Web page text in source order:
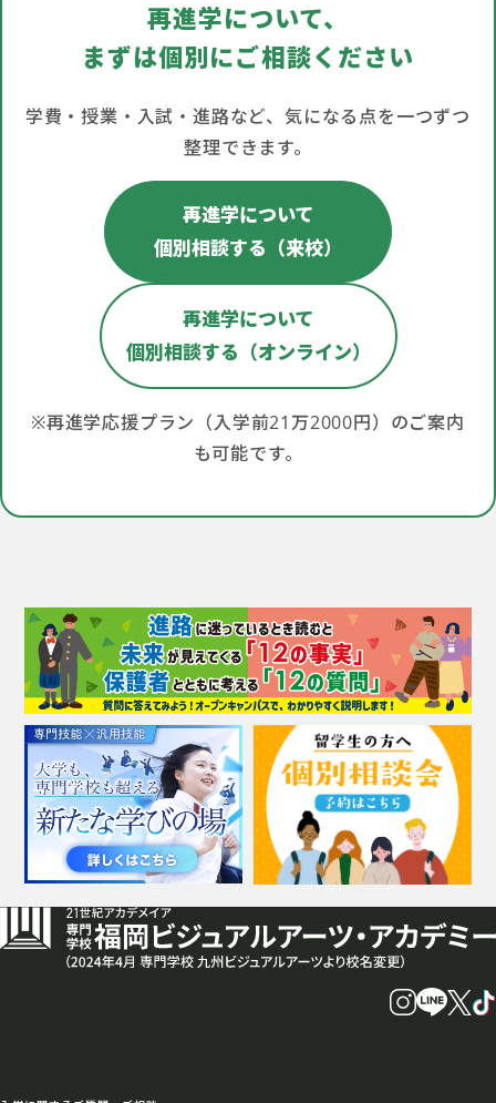
再進学について、
まずは個別にご相談ください
学費・授業・入試・進路など、気になる点を一つずつ
整理できます。
再進学について
個別相談する（来校）
再進学について
個別相談する（オンライン）
※再進学応援プラン（入学前21万2000円）のご案内
も可能です。